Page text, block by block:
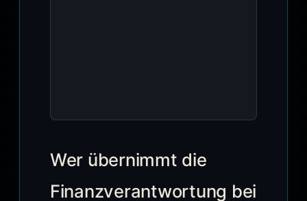
Wer übernimmt die
Finanzverantwortung bei